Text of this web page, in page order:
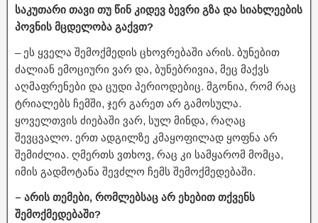
საკუთარი თავი თუ წინ კიდევ ბევრი გზა და სიახლეების
პოვნის მცდელობა გაქვთ?
– ეს ყველა შემოქმედის ცხოვრებაში არის. ბუნებით
ძალიან ემოციური ვარ და, ბუნებრივია, მეც მაქვს
აღმაფრენები და ცუდი პერიოდებიც. მგონია, რომ რაც
ტრიალებს ჩემში, ჯერ გარეთ არ გამოსულა.
ყოველთვის ძიებაში ვარ, სულ მინდა, რაღაც
შევცვალო. ერთ ადგილზე კმაყოფილად ყოფნა არ
შემიძლია. ღმერთს ვთხოვ, რაც კი სამყარომ მომცა,
იმის გადმოტანა შევძლო ჩემს შემოქმედებაში.
– არის თემები, რომლებსაც არ ეხებით თქვენს
შემოქმედებაში?